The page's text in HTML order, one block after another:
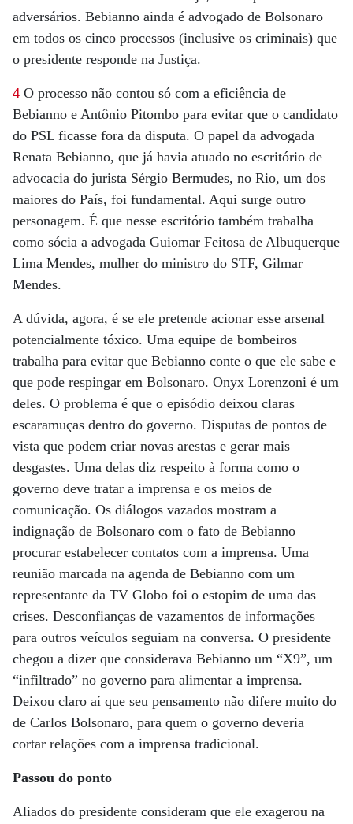
adversários. Bebianno ainda é advogado de Bolsonaro
em todos os cinco processos (inclusive os criminais) que
o presidente responde na Justiça.
4 O processo não contou só com a eficiência de
Bebianno e Antônio Pitombo para evitar que o candidato
do PSL ficasse fora da disputa. O papel da advogada
Renata Bebianno, que já havia atuado no escritório de
advocacia do jurista Sérgio Bermudes, no Rio, um dos
maiores do País, foi fundamental. Aqui surge outro
personagem. É que nesse escritório também trabalha
como sócia a advogada Guiomar Feitosa de Albuquerque
Lima Mendes, mulher do ministro do STF, Gilmar
Mendes.
A dúvida, agora, é se ele pretende acionar esse arsenal
potencialmente tóxico. Uma equipe de bombeiros
trabalha para evitar que Bebianno conte o que ele sabe e
que pode respingar em Bolsonaro. Onyx Lorenzoni é um
deles. O problema é que o episódio deixou claras
escaramuças dentro do governo. Disputas de pontos de
vista que podem criar novas arestas e gerar mais
desgastes. Uma delas diz respeito à forma como o
governo deve tratar a imprensa e os meios de
comunicação. Os diálogos vazados mostram a
indignação de Bolsonaro com o fato de Bebianno
procurar estabelecer contatos com a imprensa. Uma
reunião marcada na agenda de Bebianno com um
representante da TV Globo foi o estopim de uma das
crises. Desconfianças de vazamentos de informações
para outros veículos seguiam na conversa. O presidente
chegou a dizer que considerava Bebianno um “X9”, um
“infiltrado” no governo para alimentar a imprensa.
Deixou claro aí que seu pensamento não difere muito do
de Carlos Bolsonaro, para quem o governo deveria
cortar relações com a imprensa tradicional.
Passou do ponto
Aliados do presidente consideram que ele exagerou na